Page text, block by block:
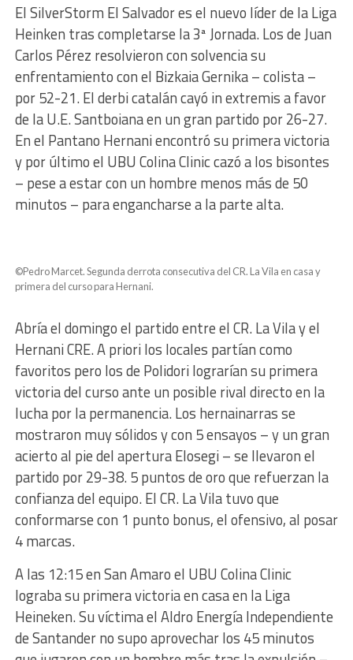
El SilverStorm El Salvador es el nuevo líder de la Liga
Heinken tras completarse la 3ª Jornada. Los de Juan
Carlos Pérez resolvieron con solvencia su
enfrentamiento con el Bizkaia Gernika – colista –
por 52-21. El derbi catalán cayó in extremis a favor
de la U.E. Santboiana en un gran partido por 26-27.
En el Pantano Hernani encontró su primera victoria
y por último el UBU Colina Clinic cazó a los bisontes
– pese a estar con un hombre menos más de 50
minutos – para engancharse a la parte alta.
©Pedro Marcet. Segunda derrota consecutiva del CR. La Vila en casa y
primera del curso para Hernani.
Abría el domingo el partido entre el CR. La Vila y el
Hernani CRE. A priori los locales partían como
favoritos pero los de Polidori lograrían su primera
victoria del curso ante un posible rival directo en la
lucha por la permanencia. Los hernainarras se
mostraron muy sólidos y con 5 ensayos – y un gran
acierto al pie del apertura Elosegi – se llevaron el
partido por 29-38. 5 puntos de oro que refuerzan la
confianza del equipo. El CR. La Vila tuvo que
conformarse con 1 punto bonus, el ofensivo, al posar
4 marcas.
A las 12:15 en San Amaro el UBU Colina Clinic
lograba su primera victoria en casa en la Liga
Heineken. Su víctima el Aldro Energía Independiente
de Santander no supo aprovechar los 45 minutos